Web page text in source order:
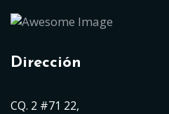
Dirección
CQ. 2 #71 22,